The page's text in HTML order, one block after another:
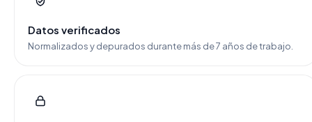
Datos verificados
Normalizados y depurados durante más de 7 años de trabajo.